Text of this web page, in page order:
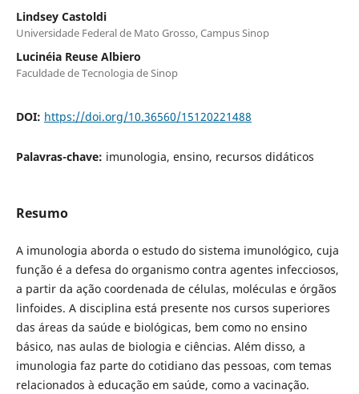
Lindsey Castoldi
Universidade Federal de Mato Grosso, Campus Sinop
Lucinéia Reuse Albiero
Faculdade de Tecnologia de Sinop
DOI: https://doi.org/10.36560/15120221488
Palavras-chave: imunologia, ensino, recursos didáticos
Resumo
A imunologia aborda o estudo do sistema imunológico, cuja
função é a defesa do organismo contra agentes infecciosos,
a partir da ação coordenada de células, moléculas e órgãos
linfoides. A disciplina está presente nos cursos superiores
das áreas da saúde e biológicas, bem como no ensino
básico, nas aulas de biologia e ciências. Além disso, a
imunologia faz parte do cotidiano das pessoas, com temas
relacionados à educação em saúde, como a vacinação.